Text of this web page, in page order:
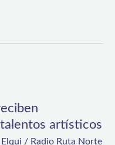
artísticos
Elqui / Radio Ruta Norte